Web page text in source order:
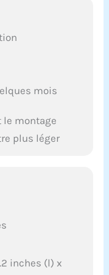
mois
le montage
plus léger
inches (l) x